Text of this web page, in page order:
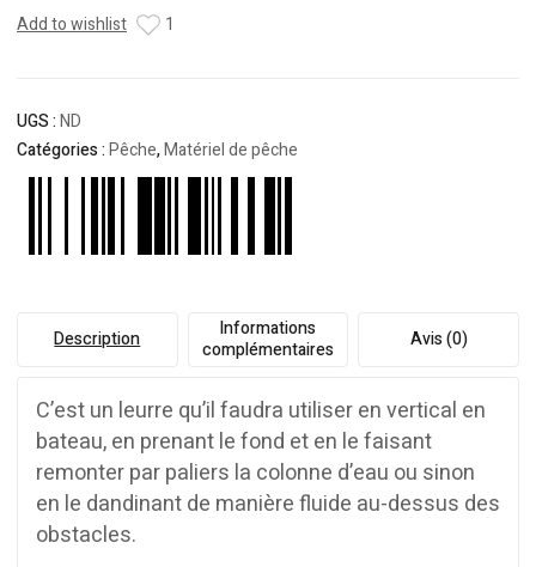
Kick
Add to wishlist 1
UGS :ND
Catégories :Pêche,Matériel de pêche
Description
Informations
complémentaires
Avis (0)
C’est un leurre qu’il faudra utiliser en vertical en
bateau, en prenant le fond et en le faisant
remonter par paliers la colonne d’eau ou sinon
en le dandinant de manière fluide au-dessus des
obstacles.